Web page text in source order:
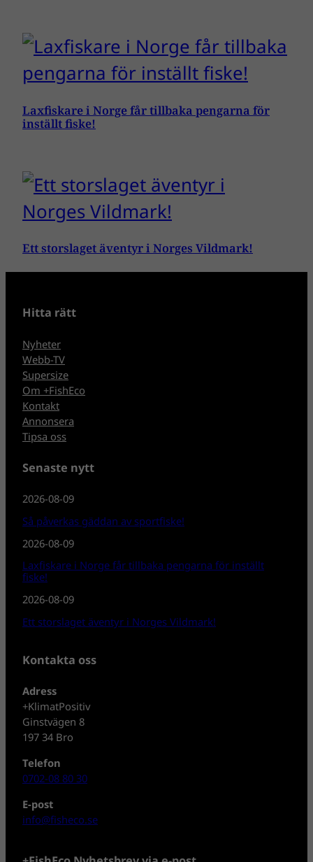
Laxfiskare i Norge får tillbaka pengarna för
inställt fiske!
Ett storslaget äventyr i Norges Vildmark!
Hitta rätt
Nyheter
Webb-TV
Supersize
Om +FishEco
Kontakt
Annonsera
Tipsa oss
Senaste nytt
2026-08-09
Så påverkas gäddan av sportfiske!
2026-08-09
Laxfiskare i Norge får tillbaka pengarna för inställt
fiske!
2026-08-09
Ett storslaget äventyr i Norges Vildmark!
Kontakta oss
Adress
+KlimatPositiv
Ginstvägen 8
197 34 Bro
Telefon
0702-08 80 30
E-post
info@fisheco.se